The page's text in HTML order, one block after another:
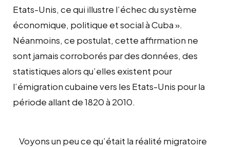
Etats-Unis, ce qui illustre l’échec du système
économique, politique et social à Cuba ».
Néanmoins, ce postulat, cette affirmation ne
sont jamais corroborés par des données, des
statistiques alors qu’elles existent pour
l’émigration cubaine vers les Etats-Unis pour la
période allant de 1820 à 2010.
Voyons un peu ce qu’était la réalité migratoire